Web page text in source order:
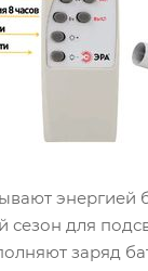
энергией
для
заряд